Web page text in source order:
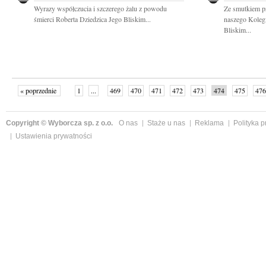
Wyrazy współczucia i szczerego żalu z powodu
śmierci Roberta Dziedzica Jego Bliskim...
Ze smutkiem
naszego
Bliskim...
« poprzednie 1 ... 469 470 471 472 473 474 475
476
Copyright © Wyborcza sp. z o.o. O nas Staże u nas Reklama
Polityka
Ustawienia prywatności